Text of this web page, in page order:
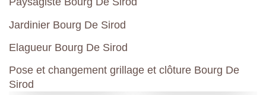
Jardinier Bourg De Sirod
Elagueur Bourg De Sirod
Pose et changement grillage et clôture Bourg De
Sirod